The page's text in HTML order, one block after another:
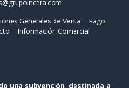
Generales de Venta
Pago
Información Comercial
una subvención destinada a